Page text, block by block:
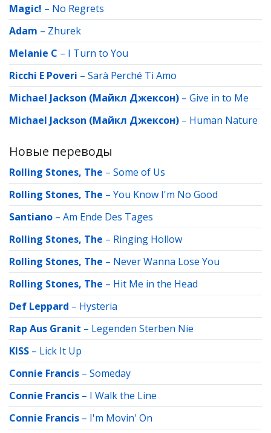
Magic! – No Regrets
Adam – Zhurek
Melanie C – I Turn to You
Ricchi E Poveri – Sarà Perché Ti Amo
Michael Jackson (Майкл Джексон) – Give in to Me
Michael Jackson (Майкл Джексон) – Human Nature
Новые переводы
Rolling Stones, The – Some of Us
Rolling Stones, The – You Know I'm No Good
Santiano – Am Ende Des Tages
Rolling Stones, The – Ringing Hollow
Rolling Stones, The – Never Wanna Lose You
Rolling Stones, The – Hit Me in the Head
Def Leppard – Hysteria
Rap Aus Granit – Legenden Sterben Nie
KISS – Lick It Up
Connie Francis – Someday
Connie Francis – I Walk the Line
Connie Francis – I'm Movin' On